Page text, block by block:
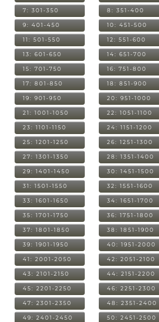
7: 301-350 8: 351-400
9: 401-450 10: 451-500
11: 501-550 12: 551-600
13: 601-650 14: 651-700
15: 701-750 16: 751-800
17: 801-850 18: 851-900
19: 901-950 20: 951-1000
21: 1001-1050 22: 1051-1100
23: 1101-1150 24: 1151-1200
25: 1201-1250 26: 1251-1300
27: 1301-1350 28: 1351-1400
29: 1401-1450 30: 1451-1500
31: 1501-1550 32: 1551-1600
33: 1601-1650 34: 1651-1700
35: 1701-1750 36: 1751-1800
37: 1801-1850 38: 1851-1900
39: 1901-1950 40: 1951-2000
41: 2001-2050 42: 2051-2100
43: 2101-2150 44: 2151-2200
45: 2201-2250 46: 2251-2300
47: 2301-2350 48: 2351-2400
49: 2401-2450 50: 2451-2500